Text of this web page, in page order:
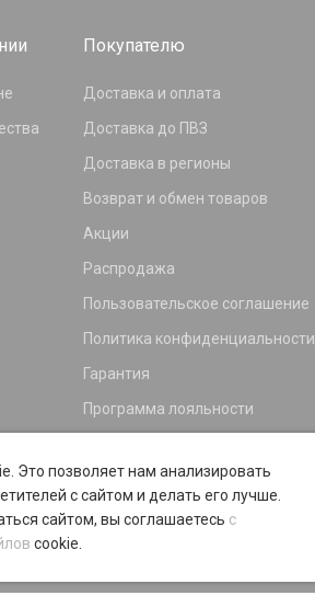
Покупателю
Доставка и оплата
Доставка до ПВЗ
Доставка в регионы
Возврат и обмен товаров
Акции
Распродажа
Пользовательское соглашение
Политика конфиденциальности
Гарантия
Программа лояльности
Это позволяет нам анализировать
с сайтом и делать его лучше.
сайтом, вы соглашаетесь с
cookie.